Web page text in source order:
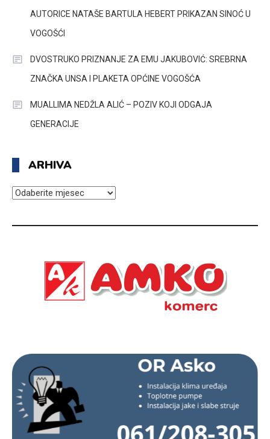
AUTORICE NATAŠE BARTULA HEBERT PRIKAZAN SINOĆ U
VOGOŠĆI
DVOSTRUKO PRIZNANJE ZA EMU JAKUBOVIĆ: SREBRNA
ZNAČKA UNSA I PLAKETA OPĆINE VOGOŠĆA
MUALLIMA NEDŽLA ALIĆ – POZIV KOJI ODGAJA
GENERACIJE
ARHIVA
ARHIVA